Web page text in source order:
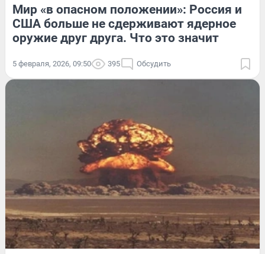
Мир «в опасном положении»: Россия и
США больше не сдерживают ядерное
оружие друг друга. Что это значит
5 февраля, 2026, 09:50 395 Обсудить